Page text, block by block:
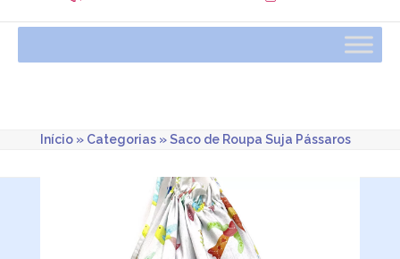
Início» Categorias»Saco de Roupa Suja Pássaros